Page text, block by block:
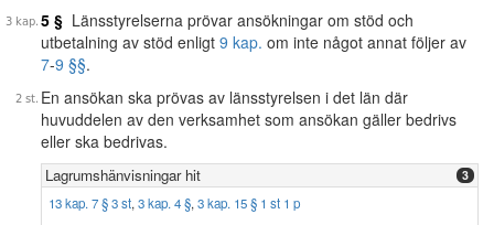
5 § Länsstyrelserna prövar ansökningar om stöd och
utbetalning av stöd enligt 9 kap. om inte något annat följer av
7-9 §§.
En ansökan ska prövas av länsstyrelsen i det län där
huvuddelen av den verksamhet som ansökan gäller bedrivs
eller ska bedrivas.
Lagrumshänvisningar hit 3
13 kap. 7 § 3 st, 3 kap. 4 §, 3 kap. 15 § 1 st 1 p